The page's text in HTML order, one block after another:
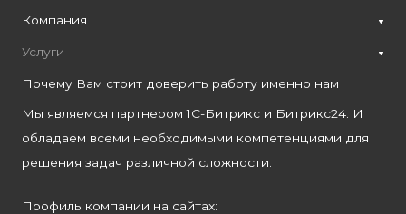
Компания
Услуги
Почему Вам стоит доверить работу именно нам
Мы являемся партнером 1С-Битрикс и Битрикс24. И
обладаем всеми необходимыми компетенциями для
решения задач различной сложности.
Профиль компании на сайтах: